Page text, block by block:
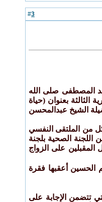
3
في مسجد المصطفى صلى الله
مساء الجمعة ليلة السبت 9 جمادى الآخرة 1434هـ الهمسة الحوارية الثالثة بعنوان (حياة
الشيخ عبدالمحسن
من الملتقى النفسي
الصحية بلجنة
المقبلين على الزواج
الحسين أعقبها فقرة
تتضمن الإجابة على